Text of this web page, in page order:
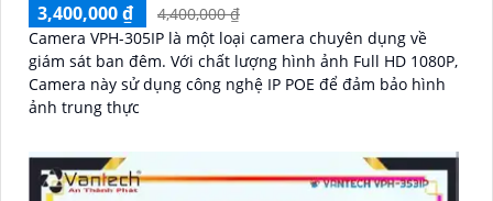
3,400,000 ₫
4,400,000 ₫
Camera VPH-305IP là một loại camera chuyên dụng về
giám sát ban đêm. Với chất lượng hình ảnh Full HD 1080P,
Camera này sử dụng công nghệ IP POE để đảm bảo hình
ảnh trung thực